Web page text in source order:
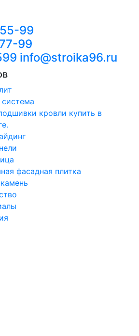
99
99
info@stroika96.ru
кровли купить в
фасадная плитка